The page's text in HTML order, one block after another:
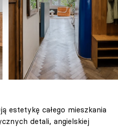
estetykę całego mieszkania
detali, angielskiej